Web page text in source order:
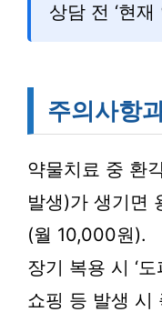
상담 전 ‘현재
주의사항
약물치료 중 환
발생)가 생기면
(월 10,000원).
장기 복용 시 ‘
쇼핑 등 발생 시